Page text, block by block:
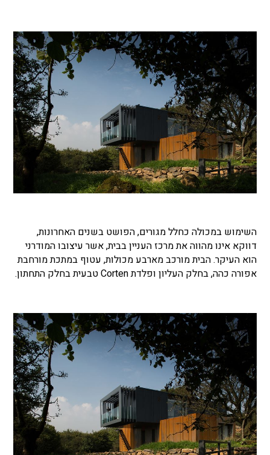
השימוש במכולה כחלל מגורים, הפושט בשנים האחרונות,
דווקא אינו מהווה את מרכז העניין בבית, אשר עיצובו המודרני
הוא העיקר. הבית מורכב מארבע מכולות, עטוף במתכת מורחבת
אפורה כהה, בחלק העליון ופלדת Corten טבעית בחלק התחתון.